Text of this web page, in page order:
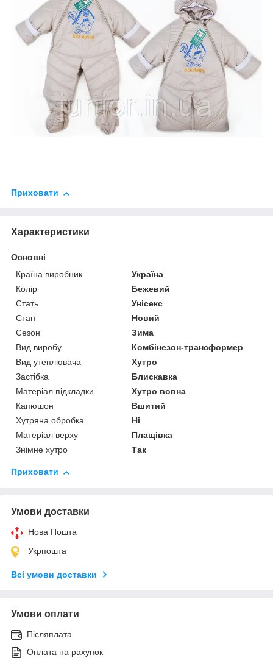
Приховати
Характеристики
Основні
Країна виробник
Україна
Колір
Бежевий
Стать
Унісекс
Стан
Новий
Сезон
Зима
Вид виробу
Комбінезон-трансформер
Вид утеплювача
Хутро
Застібка
Блискавка
Матеріал підкладки
Хутро вовна
Капюшон
Вшитий
Хутряна обробка
Ні
Матеріал верху
Плащівка
Знімне хутро
Так
Приховати
Умови доставки
Нова Пошта
Укрпошта
Всі умови доставки
Умови оплати
Післяплата
Оплата на рахунок